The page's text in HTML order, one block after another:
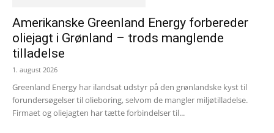
Amerikanske Greenland Energy forbereder
oliejagt i Grønland – trods manglende
tilladelse
1. august 2026
Greenland Energy har ilandsat udstyr på den grønlandske kyst til
forundersøgelser til olieboring, selvom de mangler miljøtilladelse.
Firmaet og oliejagten har tætte forbindelser til...